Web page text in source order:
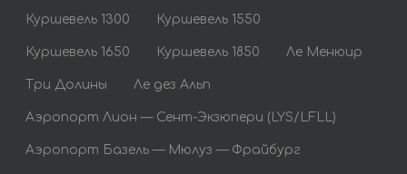
Куршевель 1300 Куршевель 1550
Куршевель 1650 Куршевель 1850 Ле Менюир
Три Долины Ле дез Альп
Аэропорт Лион — Сент-Экзюпери (LYS/LFLL)
Аэропорт Базель — Мюлуз — Фрайбург